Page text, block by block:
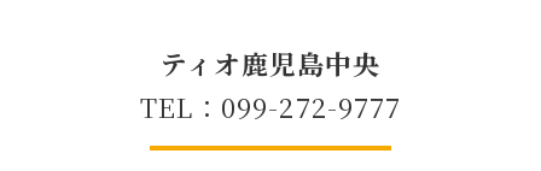
ティオ鹿児島中央
TEL：099-272-9777